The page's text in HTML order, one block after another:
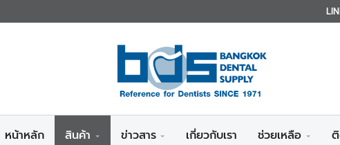
หน้าหลัก สินค้า ข่าวสาร เกี่ยวกับเรา ช่วยเหลือ